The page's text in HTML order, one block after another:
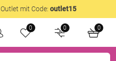
mit Code: outlet15
0 0 0